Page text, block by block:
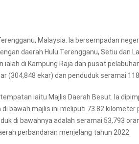
Malaysia. Ia bersempadan
daerah Hulu Terengganu, Setiu dan
di Kampung Raja dan pusat
(304,848 ekar) dan penduduk seramai
iaitu Majlis Daerah Besut. Ia
di bawah majlis ini meliputi 73.82
di bawahnya adalah seramai 53,793
perbandaran menjelang tahun 2022.